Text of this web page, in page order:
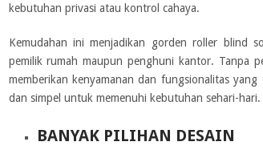
kebutuhan privasi atau kontrol cahaya.
Kemudahan ini menjadikan gorden roller blind
pemilik rumah maupun penghuni kantor. Tanpa
memberikan kenyamanan dan fungsionalitas
dan simpel untuk memenuhi kebutuhan sehari-hari.
BANYAK PILIHAN DESAIN